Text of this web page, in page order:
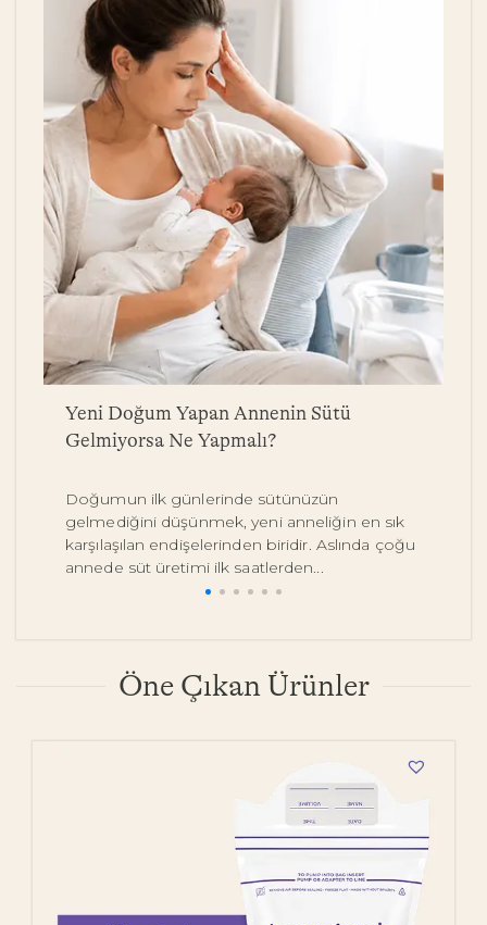
Yeni Doğum Yapan Annenin Sütü
Gelmiyorsa Ne Yapmalı?
Doğumun ilk günlerinde sütünüzün
gelmediğini düşünmek, yeni anneliğin en sık
karşılaşılan endişelerinden biridir. Aslında çoğu
annede süt üretimi ilk saatlerden...
Öne Çıkan Ürünler